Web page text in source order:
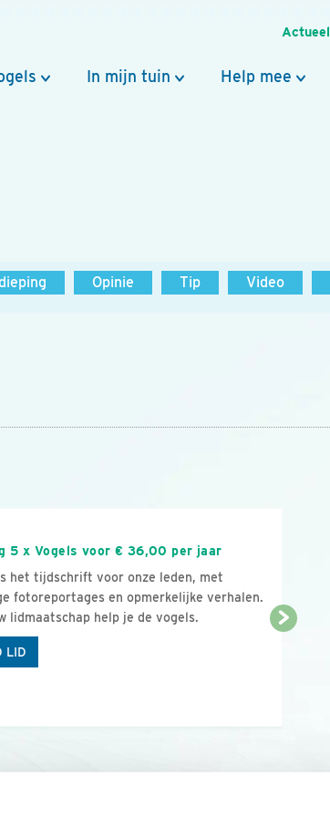
Actueel
In mijn tuin Help mee
Opinie Tip Video
5 x Vogels voor € 36,00 per jaar
het tijdschrift voor onze leden, met
fotoreportages en opmerkelijke verhalen.
lidmaatschap help je de vogels.
LID